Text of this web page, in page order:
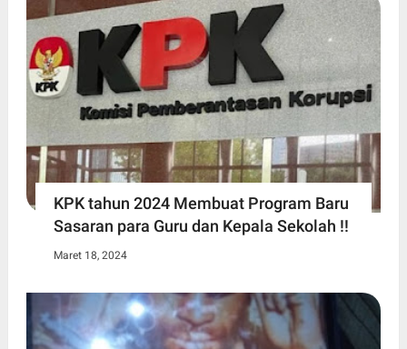
KPK tahun 2024 Membuat Program Baru
Sasaran para Guru dan Kepala Sekolah !!
Maret 18, 2024